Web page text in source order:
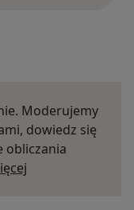
Moderujemy
dowiedz się
obliczania